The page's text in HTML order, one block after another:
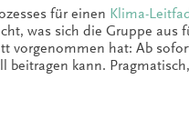
für einen Klima-
was sich die Gruppe
vorgenommen hat: Ab
kann.